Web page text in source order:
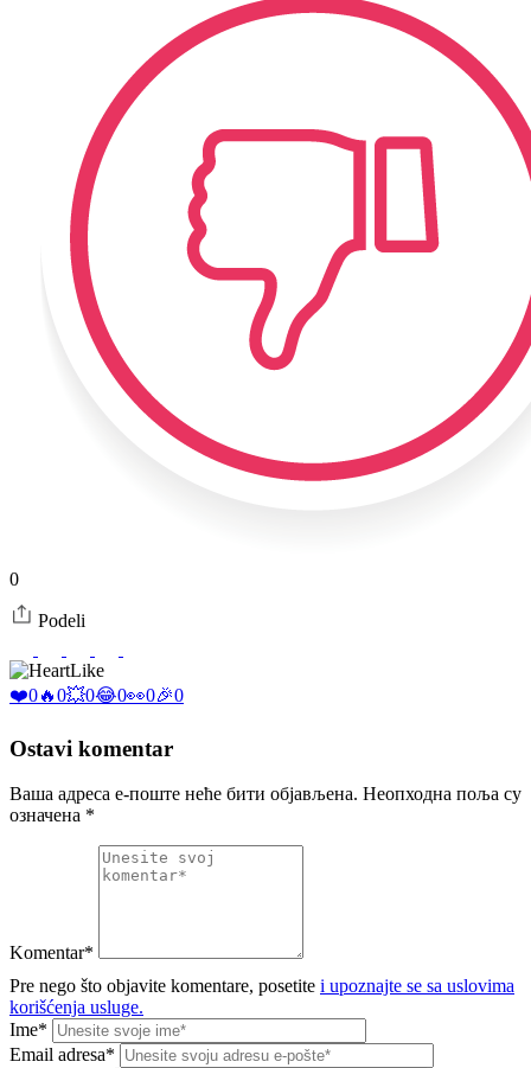
0
Podeli
Like
❤️0🔥0💥0😂0👀0🎉0
Ostavi komentar
Ваша адреса е-поште неће бити објављена. Неопходна поља су
означена *
Komentar*
Pre nego što objavite komentare, posetite i upoznajte se sa uslovima
korišćenja usluge.
Ime*
Email adresa*